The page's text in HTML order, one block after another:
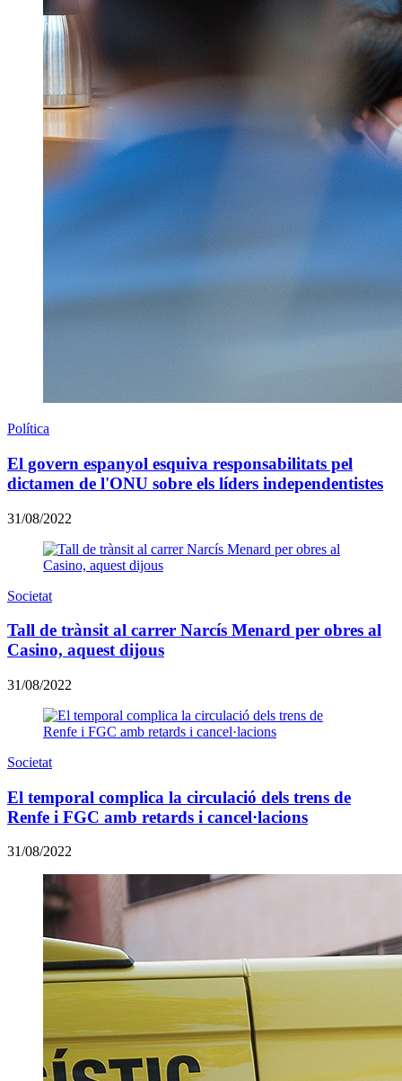
Política
El govern espanyol esquiva responsabilitats pel
dictamen de l'ONU sobre els líders independentistes
31/08/2022
Societat
Tall de trànsit al carrer Narcís Menard per obres al
Casino, aquest dijous
31/08/2022
Societat
El temporal complica la circulació dels trens de
Renfe i FGC amb retards i cancel·lacions
31/08/2022